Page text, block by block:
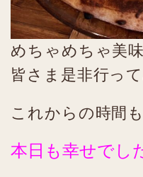
めちゃめちゃ美
皆さま是非行っ
これからの時間
本日も幸せでし